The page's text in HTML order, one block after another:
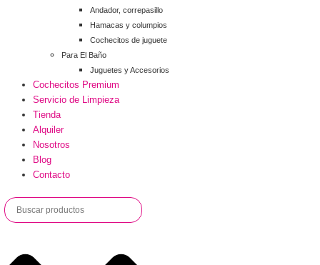
Andador, correpasillo
Hamacas y columpios
Cochecitos de juguete
Para El Baño
Juguetes y Accesorios
Cochecitos Premium
Servicio de Limpieza
Tienda
Alquiler
Nosotros
Blog
Contacto